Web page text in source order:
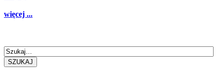
więcej ...
SZUKAJ